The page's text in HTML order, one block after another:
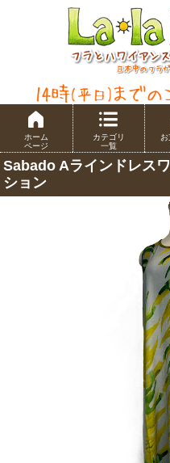
ホーム
ページ
カテゴリ
一覧
Sabado Aラインドレス
ション